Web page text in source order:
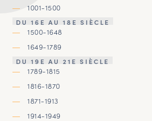
1001-1500
DU 16E AU 18E SIÈCLE
1500-1648
1649-1789
DU 19E AU 21E SIÈCLE
1789-1815
1816-1870
1871-1913
1914-1949